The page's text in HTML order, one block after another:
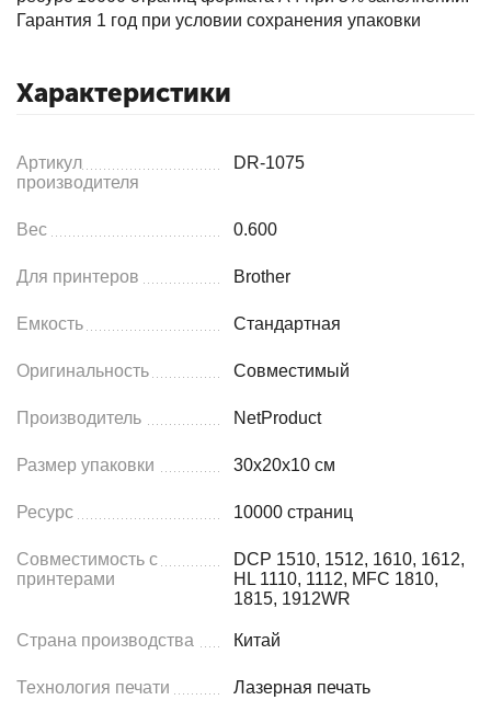
Гарантия 1 год при условии сохранения упаковки
Характеристики
Артикул
производителя
DR-1075
Вес 0.600
Для принтеров Brother
Емкость Стандартная
Оригинальность Совместимый
Производитель NetProduct
Размер упаковки 30x20x10 см
Ресурс 10000 страниц
Совместимость с
принтерами
DCP 1510, 1512, 1610, 1612,
HL 1110, 1112, MFC 1810,
1815, 1912WR
Страна производства Китай
Технология печати Лазерная печать